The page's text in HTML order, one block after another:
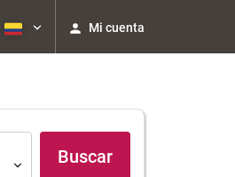
Mi cuenta
Buscar